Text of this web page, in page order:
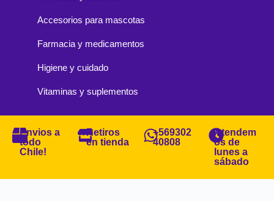
Accesorios para mascotas
Farmacia y medicamentos
Higiene y cuidado
Vitaminas y suplementos
Envios a
todo
Chile!
Retiros
en tienda
+569302
40808
Atendem
os de
lunes a
sábado